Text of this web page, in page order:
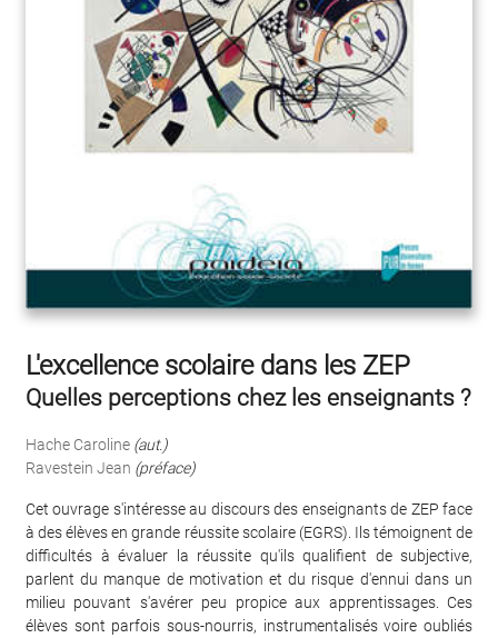
L'excellence scolaire dans les ZEP
Quelles perceptions chez les enseignants ?
Hache Caroline (aut.)
Ravestein Jean (préface)
Cet ouvrage s'intéresse au discours des enseignants de ZEP face
à des élèves en grande réussite scolaire (EGRS). Ils témoignent de
difficultés à évaluer la réussite qu'ils qualifient de subjective,
parlent du manque de motivation et du risque d'ennui dans un
milieu pouvant s'avérer peu propice aux apprentissages. Ces
élèves sont parfois sous-nourris, instrumentalisés voire oubliés